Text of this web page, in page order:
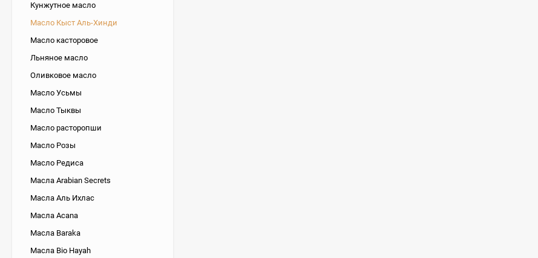
Кунжутное масло
Масло Кыст Аль-Хинди
Масло касторовое
Льняное масло
Оливковое масло
Масло Усьмы
Масло Тыквы
Масло расторопши
Масло Розы
Масло Редиса
Масла Arabian Secrets
Масла Аль Ихлас
Масла Acana
Масла Baraka
Масла Bio Hayah